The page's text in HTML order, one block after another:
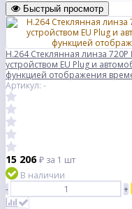
Быстрый просмотр
H.264 Стеклянная линза
устройством EU Plug и
функцией отображения
Артикул: -
15 206₽ за 1 шт
В наличии
-
+